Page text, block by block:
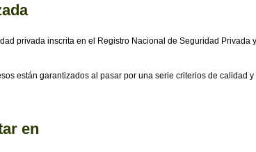
privada inscrita en el Registro Nacional de Seguridad
están garantizados al pasar por una serie criterios de calidad y
en